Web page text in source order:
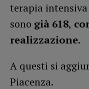
terapia intensiva
sono già 618,
realizzazione.
A questi si
Piacenza.